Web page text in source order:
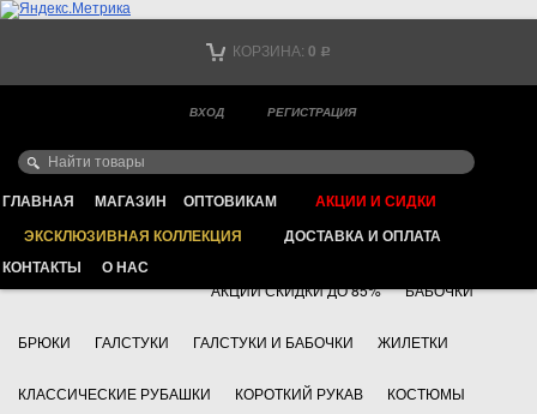
КОРЗИНА: 0 Р
ВХОД РЕГИСТРАЦИЯ
ГЛАВНАЯ МАГАЗИН ОПТОВИКАМ
АКЦИИ И СИДКИ
ЭКСКЛЮЗИВНАЯ КОЛЛЕКЦИЯ
ДОСТАВКА И ОПЛАТА
КОНТАКТЫ
О НАС
Ваш город -
ИНТЕРНЕТ МАГАЗИН КЛАССИЧЕСКОЙ МУЖСКОЙ ОДЕЖДЫ
+7 495 783 69 17 АКСЕССУАРЫ
АКЦИИ СКИДКИ ДО 85% БАБОЧКИ
БРЮКИ ГАЛСТУКИ ГАЛСТУКИ И БАБОЧКИ ЖИЛЕТКИ
КЛАССИЧЕСКИЕ РУБАШКИ КОРОТКИЙ РУКАВ КОСТЮМЫ